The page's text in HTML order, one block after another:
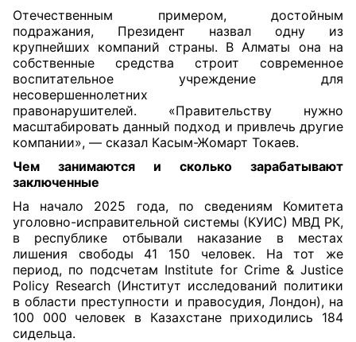
Отечественным примером, достойным
подражания, Президент назвал одну из
крупнейших компаний страны. В Алматы она на
собственные средства строит современное
воспитательное учреждение для
несовершеннолетних
правонарушителей. «Правительству нужно
масштабировать данный подход и привлечь другие
компании», — сказал Касым-Жомарт Токаев.
Чем занимаются и сколько зарабатывают
заключенные
На начало 2025 года, по сведениям Комитета
уголовно-исправительной системы (КУИС) МВД РК,
в республике отбывали наказание в местах
лишения свободы 41 150 человек. На тот же
период, по подсчетам Institute for Crime & Justice
Policy Research (Институт исследований политики
в области преступности и правосудия, Лондон), на
100 000 человек в Казахстане приходились 184
сидельца.